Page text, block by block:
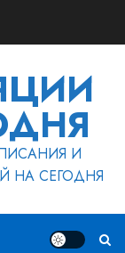
И
НА СЕГОДНЯ